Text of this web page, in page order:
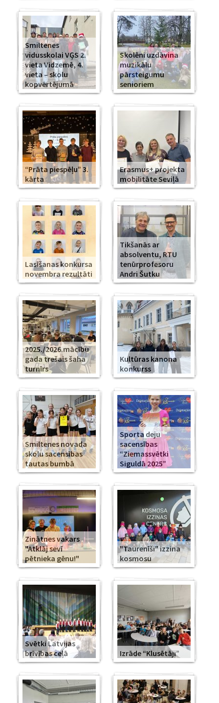
Smiltenes
vidusskolai VĢS 2.
vieta Vidzemē, 4.
vieta – skolu
kopvērtējumā
Skolēni uzdāvina
muzikālu
pārsteigumu
senioriem
“Prāta piespēļu” 3.
kārta
Erasmus+ projekta
mobilitāte Seviļā
Lasīšanas konkursa
novembra rezultāti
Tikšanās ar
absolventu, RTU
tenūrprofesoru
Andri Šutku
2025./2026.mācību
gada trešais šaha
turnīrs
Kultūras kanona
konkurss
Smiltenes novada
skolu sacensības
tautas bumbā
Sporta deju
sacensības
“Ziemassvētki
Siguldā 2025”
Zinātnes vakars
"Atklāj sevī
pētnieka gēnu!"
"Taurenīši" izzina
kosmosu
Svētki Latvijas
brīvības ceļā
Izrāde “Klusētāji”